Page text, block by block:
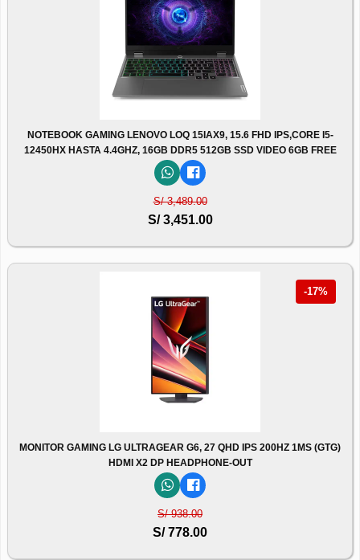
NOTEBOOK GAMING LENOVO LOQ 15IAX9, 15.6 FHD IPS,CORE I5-
12450HX HASTA 4.4GHZ, 16GB DDR5 512GB SSD VIDEO 6GB FREE
S/ 3,489.00
S/ 3,451.00
-17%
MONITOR GAMING LG ULTRAGEAR G6, 27 QHD IPS 200HZ 1MS (GTG)
HDMI X2 DP HEADPHONE-OUT
S/ 938.00
S/ 778.00